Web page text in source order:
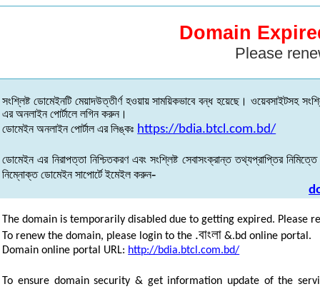
Domain
Please
সংশ্লিষ্ট ডোমেইনটি মেয়াদউত্তীর্ণ হওয়ায় সাময়িকভাবে বন্ধ হয়েছে। ওয়েবসাইটসহ
এর অনলাইন পোর্টালে লগিন করুন।
ডোমেইন অনলাইন পোর্টাল এর লিঙ্কঃ https://bdia.btcl.com.bd/
ডোমেইন এর নিরাপত্তা নিশ্চিতকরণ এবং সংশ্লিষ্ট সেবাসংক্রান্ত তথ্যপ্রাপ্তির নিমিত্তে
নিম্নোক্ত ডোমেইন সাপোর্টে ইমেইল করুন-
The domain is temporarily disabled due to getting expired. Please
To renew the domain, please login to the .বাংলা &.bd online portal.
Domain online portal URL: http://bdia.btcl.com.bd/
To ensure domain security & get information update of the